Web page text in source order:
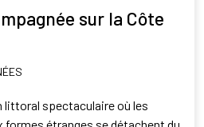
sur la Côte
littoral spectaculaire où les
formes étranges se détachent du